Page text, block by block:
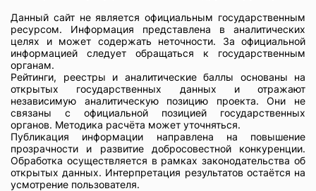
Данный сайт не является официальным государственным
ресурсом. Информация представлена в аналитических
целях и может содержать неточности. За официальной
информацией следует обращаться к государственным
органам.
Рейтинги, реестры и аналитические баллы основаны на
открытых государственных данных и отражают
независимую аналитическую позицию проекта. Они не
связаны с официальной позицией государственных
органов. Методика расчёта может уточняться.
Публикация информации направлена на повышение
прозрачности и развитие добросовестной конкуренции.
Обработка осуществляется в рамках законодательства об
открытых данных. Интерпретация результатов остаётся на
усмотрение пользователя.